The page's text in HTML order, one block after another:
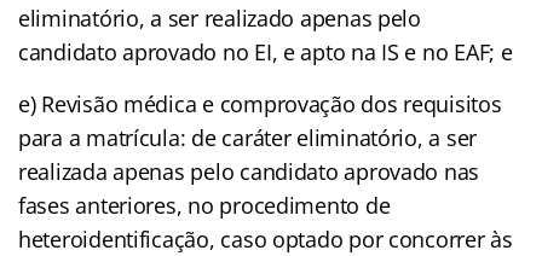
eliminatório, a ser realizado apenas pelo
candidato aprovado no EI, e apto na IS e no EAF; e
e) Revisão médica e comprovação dos requisitos
para a matrícula: de caráter eliminatório, a ser
realizada apenas pelo candidato aprovado nas
fases anteriores, no procedimento de
heteroidentificação, caso optado por concorrer às